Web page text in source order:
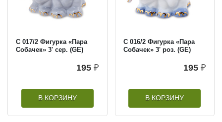
С 017/2 Фигурка «Пара
Собачек» 3' сер. (GE)
195 ₽
В КОРЗИНУ
С 016/2 Фигурка «Пара
Собачек» 3' роз. (GE)
195 ₽
В КОРЗИНУ